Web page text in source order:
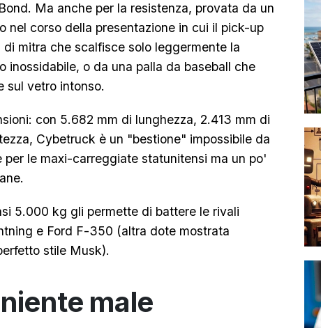
Ma anche per la resistenza, provata da un
nel corso della presentazione in cui il pick-up
mitra che scalfisce solo leggermente la
inossidabile, o da una palla da baseball che
sul vetro intonso.
con 5.682 mm di lunghezza, 2.413 mm di
Cybetruck è un "bestione" impossibile da
per le maxi-carreggiate statunitensi ma un po'
5.000 kg gli permette di battere le rivali
e Ford F-350 (altra dote mostrata
stile Musk).
male